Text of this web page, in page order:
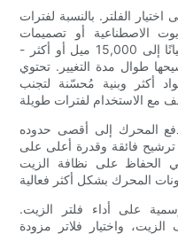
الفلتر. بالنسبة لفترات
الاصطناعية أو تصميمات
المحركات المتخصصة - والتي تصل أحيانًا إلى 15,000 ميل أو أكثر -
طوال مدة التغيير. تحتوي
أكثر وبنية مُحسّنة لتجنب
المحرك إلى أقصى حدوده
ترشيح فائقة وقدرة أعلى على
الحفاظ على نظافة الزيت
على أداء فلتر الزيت.
الزيت، واختيار فلاتر مزودة